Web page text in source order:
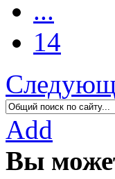
...
14
Add
Вы